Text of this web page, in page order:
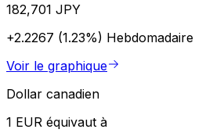
182,701 JPY
+2.2267 (1.23%) Hebdomadaire
Voir le graphique
Dollar canadien
1 EUR équivaut à